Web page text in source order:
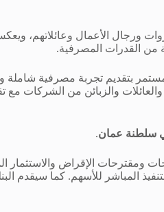
الأعمال وعائلاتهم، ويعكس
القدرات المصرفية.
بتقديم تجربة مصرفية شاملة و
والزبائن من الشركات
سلطنة عمان.
ومقترحات الإقراض
المباشر للأسهم. كما سيقدم